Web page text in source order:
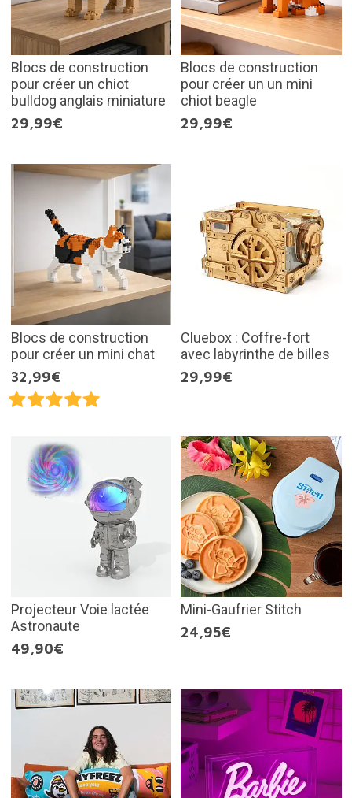
Blocs de construction
pour créer un chiot
bulldog anglais miniature
29,99€
Blocs de construction
pour créer un un mini
chiot beagle
29,99€
Blocs de construction
pour créer un mini chat
32,99€
Cluebox : Coffre-fort
avec labyrinthe de billes
29,99€
Projecteur Voie lactée
Astronaute
49,90€
Mini-Gaufrier Stitch
24,95€